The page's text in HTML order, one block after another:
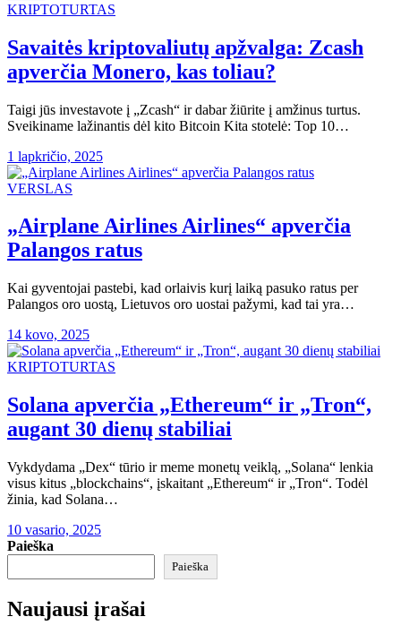
KRIPTOTURTAS
Savaitės kriptovaliutų apžvalga: Zcash
apverčia Monero, kas toliau?
Taigi jūs investavote į „Zcash“ ir dabar žiūrite į amžinus turtus.
Sveikiname lažinantis dėl kito Bitcoin Kita stotelė: Top 10…
1 lapkričio, 2025
VERSLAS
„Airplane Airlines Airlines“ apverčia
Palangos ratus
Kai gyventojai pastebi, kad orlaivis kurį laiką pasuko ratus per
Palangos oro uostą, Lietuvos oro uostai pažymi, kad tai yra…
14 kovo, 2025
KRIPTOTURTAS
Solana apverčia „Ethereum“ ir „Tron“,
augant 30 dienų stabiliai
Vykdydama „Dex“ tūrio ir meme monetų veiklą, „Solana“ lenkia
visus kitus „blockchains“, įskaitant „Ethereum“ ir „Tron“. Todėl
žinia, kad Solana…
10 vasario, 2025
Paieška
Paieška
Naujausi įrašai